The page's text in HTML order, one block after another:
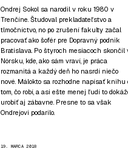
Ondrej Sokol sa narodil v roku 1980 v
Trenčíne. Študoval prekladateľstvo a
tlmočníctvo, no po zrušení fakulty začal
pracovať ako šofér pre Dopravný podnik
Bratislava. Po štyroch mesiacoch skončil
Nórsku, kde, ako sám vraví, je práca
rozmanitá a každý deň ho nasrdí niečo
nové. Málokto sa rozhodne napísať knihu
tom, čo robí, a asi ešte menej ľudí to
urobiť aj zábavne. Presne to sa však
Ondrejovi podarilo.
19. MARCA 2018